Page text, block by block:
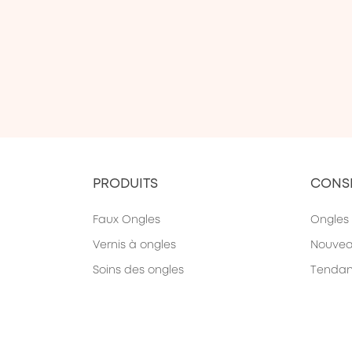
PRODUITS
Faux Ongles
Vernis à ongles
Soins des ongles
Ongles